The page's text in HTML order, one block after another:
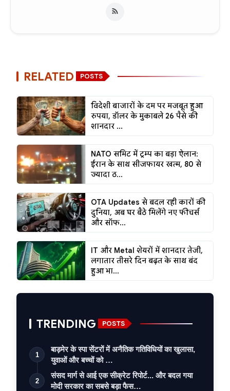
RELATED POSTS
विदेशी बाजारों के दम पर मजबूत हुआ
रुपया, डॉलर के मुकाबले 26 पैसे की
शानदार ...
NATO समिट में ट्रम्प का बड़ा ऐलान:
ईरान के साथ सीजफायर खत्म, 80 से
ज्यादा ठ...
OTA Updates से बदल रही कारों की
दुनिया, अब घर बैठे मिलेंगे नए फीचर्स
और सॉफ...
IT और Metal शेयरों में शानदार तेजी,
लगातार तीसरे दिन बढ़त के साथ बंद
हुआ भा...
TRENDING POSTS
1
बाड़मेर के स्पा सेंटरों में अनैतिक गतिविधियों का खुलासा,
युवाओं और बच्चों को …
2
संसद मार्ग से आई एक सीक्रेट रिपोर्ट... और बदल गया
मोदी सरकार का सबसे बड़ा फैस…